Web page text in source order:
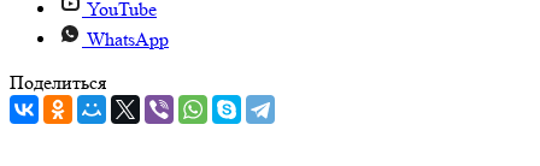
YouTube
WhatsApp
Поделиться